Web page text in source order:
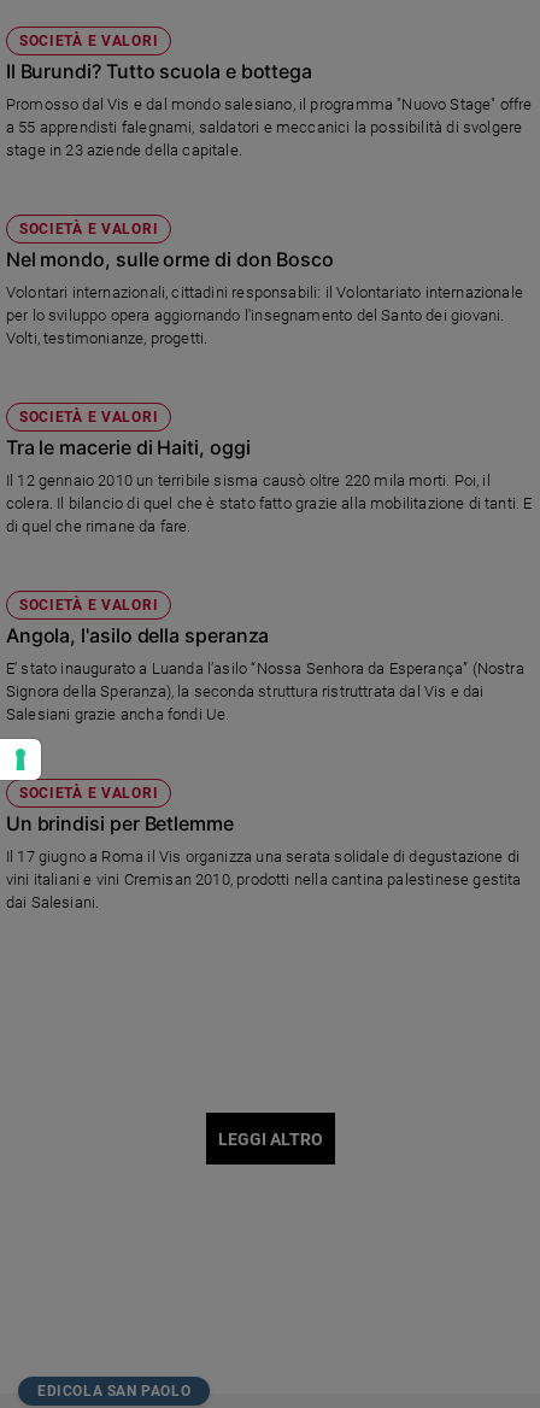
SOCIETÀ E VALORI
Il Burundi? Tutto scuola e bottega
Promosso dal Vis e dal mondo salesiano, il programma "Nuovo Stage" offre
a 55 apprendisti falegnami, saldatori e meccanici la possibilità di svolgere
stage in 23 aziende della capitale.
SOCIETÀ E VALORI
Nel mondo, sulle orme di don Bosco
Volontari internazionali, cittadini responsabili: il Volontariato internazionale
per lo sviluppo opera aggiornando l'insegnamento del Santo dei giovani.
Volti, testimonianze, progetti.
SOCIETÀ E VALORI
Tra le macerie di Haiti, oggi
Il 12 gennaio 2010 un terribile sisma causò oltre 220 mila morti. Poi, il
colera. Il bilancio di quel che è stato fatto grazie alla mobilitazione di tanti. E
di quel che rimane da fare.
SOCIETÀ E VALORI
Angola, l'asilo della speranza
E' stato inaugurato a Luanda l’asilo “Nossa Senhora da Esperança” (Nostra
Signora della Speranza), la seconda struttura ristruttrata dal Vis e dai
Salesiani grazie ancha fondi Ue.
SOCIETÀ E VALORI
Un brindisi per Betlemme
Il 17 giugno a Roma il Vis organizza una serata solidale di degustazione di
vini italiani e vini Cremisan 2010, prodotti nella cantina palestinese gestita
dai Salesiani.
LEGGI ALTRO
EDICOLA SAN PAOLO